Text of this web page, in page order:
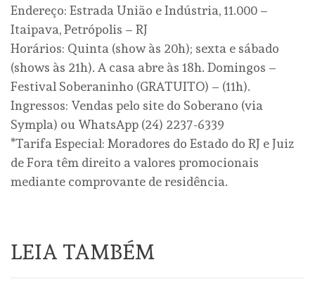
Endereço: Estrada União e Indústria, 11.000 –
Itaipava, Petrópolis – RJ
Horários: Quinta (show às 20h); sexta e sábado
(shows às 21h). A casa abre às 18h. Domingos –
Festival Soberaninho (GRATUITO) – (11h).
Ingressos: Vendas pelo site do Soberano (via
Sympla) ou WhatsApp (24) 2237-6339
*Tarifa Especial: Moradores do Estado do RJ e Juiz
de Fora têm direito a valores promocionais
mediante comprovante de residência.
LEIA TAMBÉM